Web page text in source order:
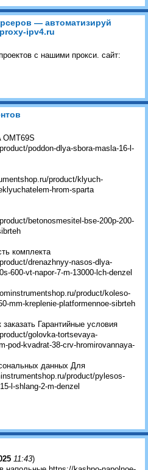
— автоматизируй
ipv4.ru
с нашими прокси. сайт:
OMT69S
poddon-dlya-sbora-masla-16-l-
product/klyuch-
hrom-sparta
betonosmesitel-bse-200p-200-
комплекта
drenazhnyy-nasos-dlya-
600-vt-napor-7-m-13000-lch-denzel
product/koleso-
mm-kreplenie-platformennoe-sibrteh
Гарантийные условия
golovka-tortsevaya-
pod-kvadrat-38-crv-hromirovannaya-
данных Для
product/pylesos-
l-shlang-2-m-denzel
11:43)